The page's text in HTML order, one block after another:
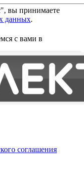
вы принимаете
данных.
с вами в
соглашения